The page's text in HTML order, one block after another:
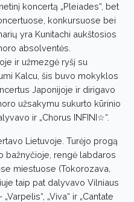
koncertą „Pleiades“, bet
konkursuose bei
yra Kunitachi aukštosios
absolventės.
ir užmezgė ryšį su
Kalcu, šis buvo mokyklos
Japonijoje ir dirigavo
užsakymu sukurto kūrinio
ir „Chorus INFINI☆“.
Lietuvoje. Turėjo progą
bažnyčioje, rengė labdaros
miestuose (Tokorozava,
taip pat dalyvavo Vilniaus
„Viva“ ir „Cantate